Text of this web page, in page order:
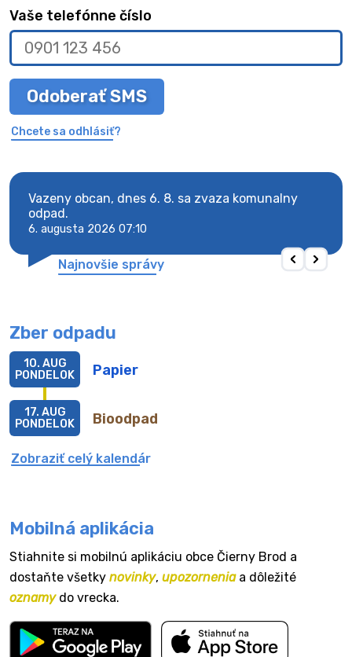
Vaše telefónne číslo
Odoberať SMS
Chcete sa odhlásiť?
Vazeny obcan, dnes 6. 8. sa zvaza komunalny
odpad.
6. augusta 2026 07:10
Najnovšie správy
Zber odpadu
Papier
10. AUG
PONDELOK
Bioodpad
17. AUG
PONDELOK
Zobraziť celý kalendár
Mobilná aplikácia
Stiahnite si mobilnú aplikáciu obce Čierny Brod a
dostaňte všetky novinky, upozorneniaa dôležité
oznamydo vrecka.